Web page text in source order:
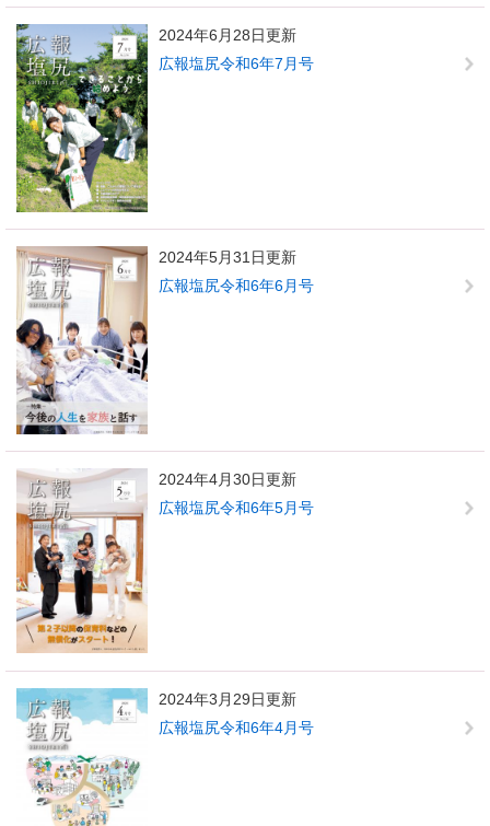
2024年6月28日更新
広報塩尻令和6年7月号
2024年5月31日更新
広報塩尻令和6年6月号
2024年4月30日更新
広報塩尻令和6年5月号
2024年3月29日更新
広報塩尻令和6年4月号